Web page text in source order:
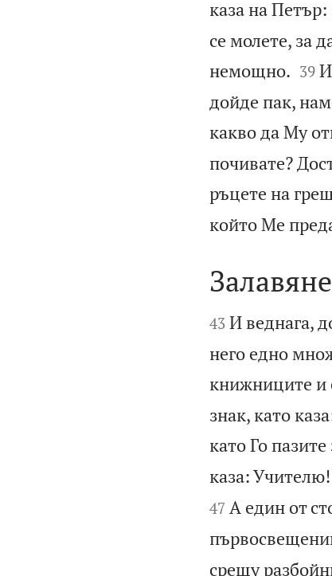
каза на
се молете, за
немощно.
39
дойде пак,
какво да Му
почивате?
ръцете на
който Ме


43 И веднага,
него едно
книжниците и
знак, като
като Го
каза:
47 А един от
срещу